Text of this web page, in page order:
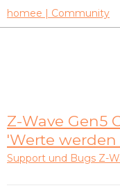
homee | Community
Z-Wave Gen5
'Werte
Support und Bugs Z-